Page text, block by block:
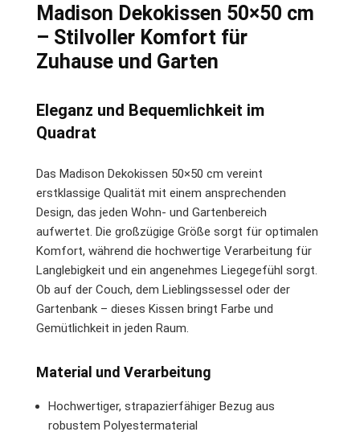
Madison Dekokissen 50×50 cm
– Stilvoller Komfort für
Zuhause und Garten
Eleganz und Bequemlichkeit im
Quadrat
Das Madison Dekokissen 50×50 cm vereint
erstklassige Qualität mit einem ansprechenden
Design, das jeden Wohn- und Gartenbereich
aufwertet. Die großzügige Größe sorgt für optimalen
Komfort, während die hochwertige Verarbeitung für
Langlebigkeit und ein angenehmes Liegegefühl sorgt.
Ob auf der Couch, dem Lieblingssessel oder der
Gartenbank – dieses Kissen bringt Farbe und
Gemütlichkeit in jeden Raum.
Material und Verarbeitung
Hochwertiger, strapazierfähiger Bezug aus
robustem Polyestermaterial